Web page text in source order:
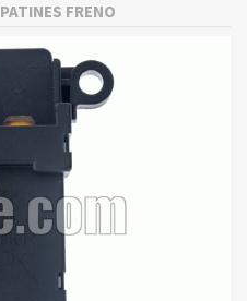
PATINES FRENO